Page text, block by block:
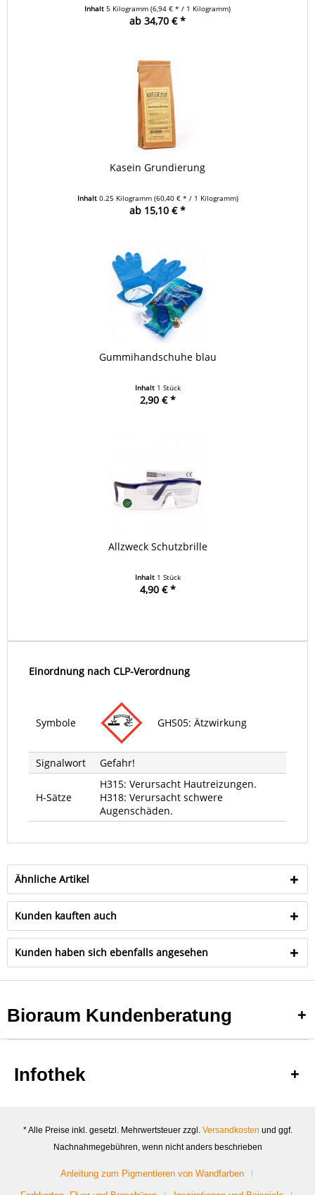
Inhalt 5 Kilogramm (6,94 € * / 1 Kilogramm)
ab 34,70 € *
Kasein Grundierung
Inhalt 0.25 Kilogramm (60,40 € * / 1 Kilogramm)
ab 15,10 € *
Gummihandschuhe blau
Inhalt 1 Stück
2,90 € *
Allzweck Schutzbrille
Inhalt 1 Stück
4,90 € *
Einordnung nach CLP-Verordnung
Symbole GHS05: Ätzwirkung
Signalwort Gefahr!
H-Sätze
H315: Verursacht Hautreizungen.
H318: Verursacht schwere
Augenschäden.
Ähnliche Artikel
Kunden kauften auch
Kunden haben sich ebenfalls angesehen
Bioraum Kundenberatung
Infothek
* Alle Preise inkl. gesetzl. Mehrwertsteuer zzgl. Versandkosten und ggf.
Nachnahmegebühren, wenn nicht anders beschrieben
Anleitung zum Pigmentieren von Wandfarben